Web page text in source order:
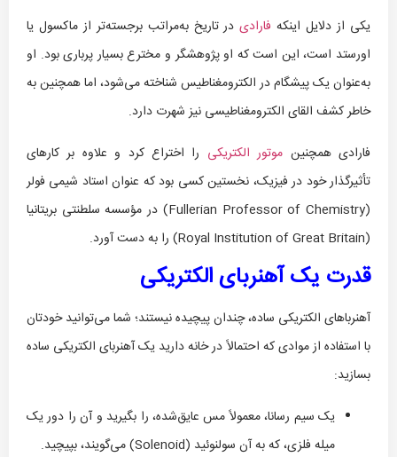
یکی از دلایل اینکه فارادیدر تاریخ به‌مراتب برجسته‌تر از ماکسول یا
اورستد است، این است که او پژوهشگر و مخترع بسیار پرباری بود. او
به‌عنوان یک پیشگام در الکترومغناطیس شناخته می‌شود، اما همچنین به
خاطر کشف القای الکترومغناطیسی نیز شهرت دارد.
فارادی همچنین موتور الکتریکی را اختراع کرد و علاوه بر کارهای
تأثیرگذار خود در فیزیک، نخستین کسی بود که عنوان استاد شیمی فولر
(Fullerian Professor of Chemistry) در مؤسسه سلطنتی بریتانیا
(Royal Institution of Great Britain) را به دست آورد.
قدرت یک آهنربای الکتریکی
آهنرباهای الکتریکی ساده، چندان پیچیده نیستند؛ شما می‌توانید خودتان
با استفاده از موادی که احتمالاً در خانه دارید یک آهنربای الکتریکی ساده
بسازید:
یک سیم رسانا، معمولاً مس عایق‌شده، را بگیرید و آن را دور یک
میله فلزی، که به آن سولنوئید (Solenoid) می‌گویند، بپیچید.